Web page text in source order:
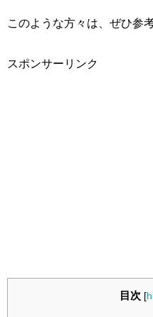
このような方々は、ぜひ参
スポンサーリンク
目次 [